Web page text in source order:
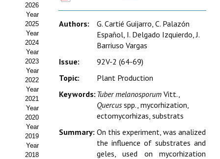
Organigrama
Estatutos
Hacerse socio
Noticias
Galería de Fotos
Web AIDA 2.0
REVISTA ITEA
Presentación ITEA
2026
Year
2025
Year
2024
Year
2023
Year
2022
Year
2021
Year
2020
Year
2019
Year
2018
Authors:
G. Cartié Guijarro, C. Palazón
Español, I. Delgado Izquierdo, J.
Barriuso Vargas
Issue:
92V-2 (64-69)
Topic:
Plant Production
Keywords: Tuber melanosporum Vitt.,
Quercus spp., mycorhization,
ectomycorhizas, substrats
Summary: On this experiment, was analized
the influence of substrates and
geles, used on mycorhization